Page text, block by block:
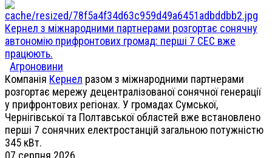
Кернел з міжнародними партнерами розгортає сонячну
автономію прифронтових громад: перші 7 СЕС вже
працюють.
Агроновини
Компанія Кернел разом з міжнародними партнерами
розгортає мережу децентралізованої сонячної генерації
у прифронтових регіонах. У громадах Сумської,
Чернігівської та Полтавської областей вже встановлено
перші 7 сонячних електростанцій загальною потужністю
345 кВт.
07 серпня 2026